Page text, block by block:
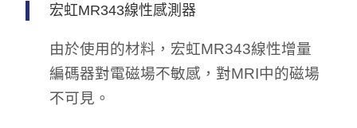
宏虹MR343線性感測器
由於使用的材料，宏虹MR343線性增量
編碼器對電磁場不敏感，對MRI中的磁場
不可見。